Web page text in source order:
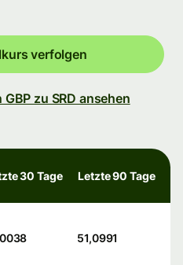
verfolgen
zu SRD ansehen
30 Tage Letzte 90 Tage
51,0991